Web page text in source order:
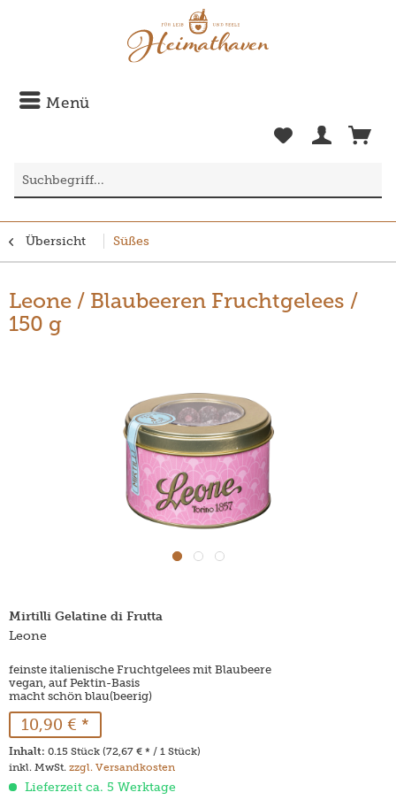
Menü
Übersicht Süßes
Leone / Blaubeeren Fruchtgelees /
150 g
Mirtilli Gelatine di Frutta
Leone
feinste italienische Fruchtgelees mit Blaubeere
vegan, auf Pektin-Basis
macht schön blau(beerig)
10,90 € *
Inhalt: 0.15 Stück (72,67 € * / 1 Stück)
inkl. MwSt. zzgl. Versandkosten
Lieferzeit ca. 5 Werktage